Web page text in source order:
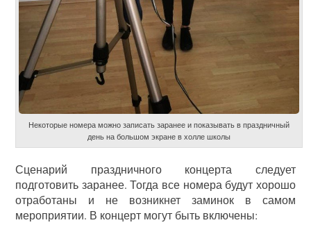
Некоторые номера можно записать заранее и показывать в праздничный
день на большом экране в холле школы
Сценарий праздничного концерта следует
подготовить заранее. Тогда все номера будут хорошо
отработаны и не возникнет заминок в самом
мероприятии. В концерт могут быть включены: